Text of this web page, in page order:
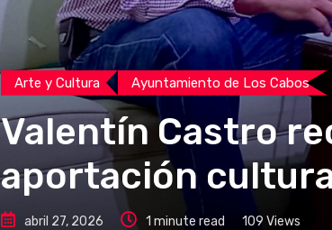
Arte y Cultura Ayuntamiento de Los Cabos
Valentín Castro
aportación
abril 27, 2026 1 minute read 109 Views